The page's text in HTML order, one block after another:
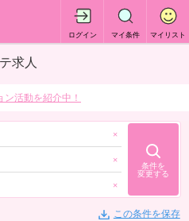
ログイン マイ条件 マイリスト
求人
活動を紹介中！
×
×
×
条件を
変更する
この条件を保存